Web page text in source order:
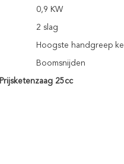
0,9 KW
2 slag
Hoogste handgreep
Boomsnijden
Prijsketenzaag 25cc